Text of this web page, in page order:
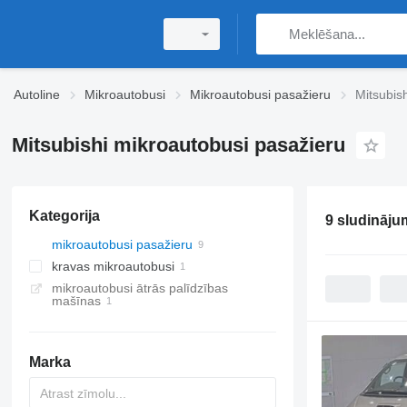
Autoline Mikroautobusi Mikroautobusi pasažieru
Mitsubishi mikroautobusi pasažieru
Kategorija
mikroautobusi pasažieru
kravas mikroautobusi
mikroautobusi ātrās palīdzības
mašīnas
Marka
9